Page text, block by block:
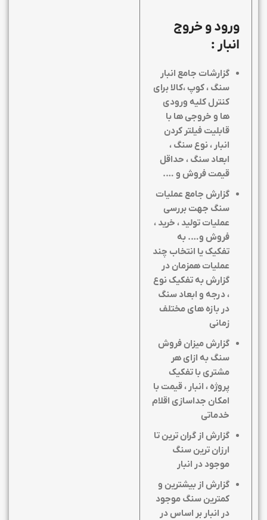
ورود و خروج
انبار :
گزارشات جامع انبار
سنگ ، کوپ ،کالا برای
کنترل کلیه ورودی
ها و خروجی ها با
قابلیت فیلتر کردن
انبار ، نوع سنگ ،
ابعاد سنگ ، حداقل
قیمت فروش و ….
گزارش جامع عملیات
سنگ جهت بررسی
عملیات تولید ، خرید ،
فروش و…. به
تفکیک یا انتخاب چند
عملیات همزمان در
گزارش به تفکیک نوع
، درجه و ابعاد سنگ
در بازه های مختلف
زمانی
گزارش میزان فروش
سنگ به ازای هر
مشتری با تفکیک
پروژه ، انبار ، قیمت با
امکان جداسازی اقلام
خدماتی
گزارش از گران ترین تا
ارزان ترین سنگ
موجود در انبار
گزارش از بیشترین و
کمترین سنگ موجود
در انبار بر اساس در